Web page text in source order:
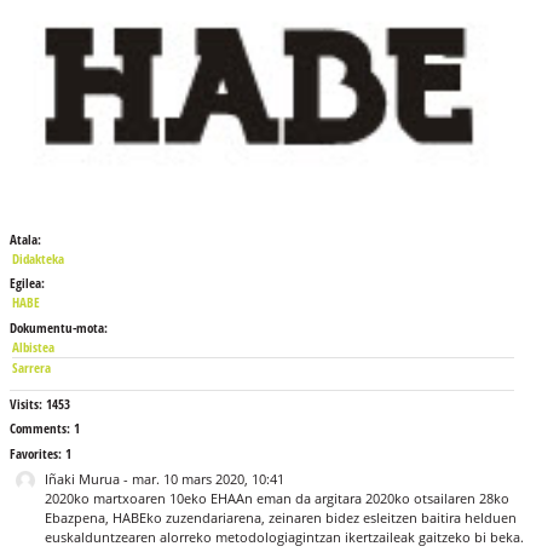
Atala:
Didakteka
Egilea:
HABE
Dokumentu-mota:
Albistea
Sarrera
Visits: 1453
Comments: 1
Favorites: 1
Iñaki Murua - mar. 10 mars 2020, 10:41
2020ko martxoaren 10eko EHAAn eman da argitara 2020ko otsailaren 28ko
Ebazpena, HABEko zuzendariarena, zeinaren bidez esleitzen baitira helduen
euskalduntzearen alorreko metodologiagintzan ikertzaileak gaitzeko bi beka.